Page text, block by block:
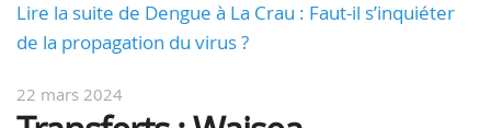
Lire la suite de Dengue à La Crau : Faut-il s’inquiéter
de la propagation du virus ?
22 mars 2024